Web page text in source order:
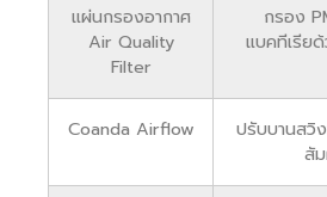
แผ่นกรองอากาศ
Air Quality
Filter
กรอง
แบคทีเรีย
Coanda Airflow
ปรับบานสวิ
สั